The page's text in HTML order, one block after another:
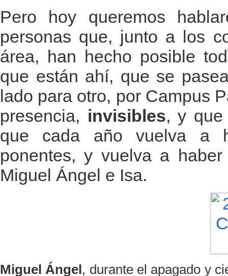
Pero hoy queremos
personas que, junto a los
área, han hecho posible
que están ahí, que se
lado para otro, por Campus
presencia, invisibles, y
que cada año vuelva a
ponentes, y vuelva a
Miguel Ángel e Isa.
Miguel Ángel, durante el apagado y